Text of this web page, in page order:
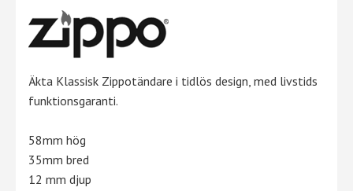
Äkta Klassisk Zippotändare i tidlös design, med livstids
funktionsgaranti.
58mm hög
35mm bred
12 mm djup